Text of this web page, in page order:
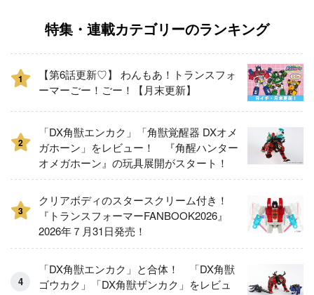
特集・連載カテゴリーのランキング
1
【第6話更新♡】 わんもあ！トランスフォ
ーマーごー！ごー！【月末更新】
2
「DX角獣エンカク」「角獣覚醒器 DXオメ
ガホーン」をレビュー！ 『角醒ハンター
オメガホーン』の玩具展開がスタート！
3
クリアボディのスタースクリーム付き！
『トランスフォーマーFANBOOK2026』
2026年７月31日発売！
「DX角獣エンカク」と合体！ 「DX角獣
ゴウカク」「DX角獣ザンカク」をレビュ